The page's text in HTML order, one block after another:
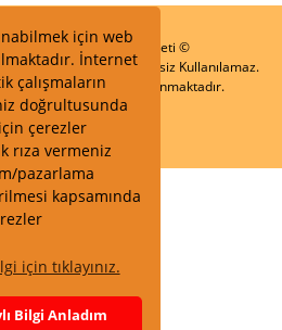
için web
İnternet
çalışmaların
doğrultusunda
çerezler
rıza vermeniz
pazarlama
kapsamında
için tıklayınız.
Bilgi Anladım
ve Ticaret Limited Şirketi ©
hakları saklıdır ve İzinsiz Kullanılamaz.
SSL Sertifikası ile Korunmaktadır.